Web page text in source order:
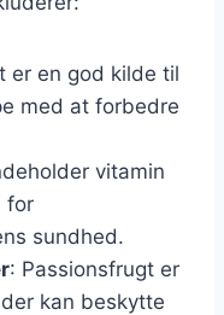
er en god kilde til
med at forbedre
vitamin
for
sundhed.
: Passionsfrugt er
kan beskytte